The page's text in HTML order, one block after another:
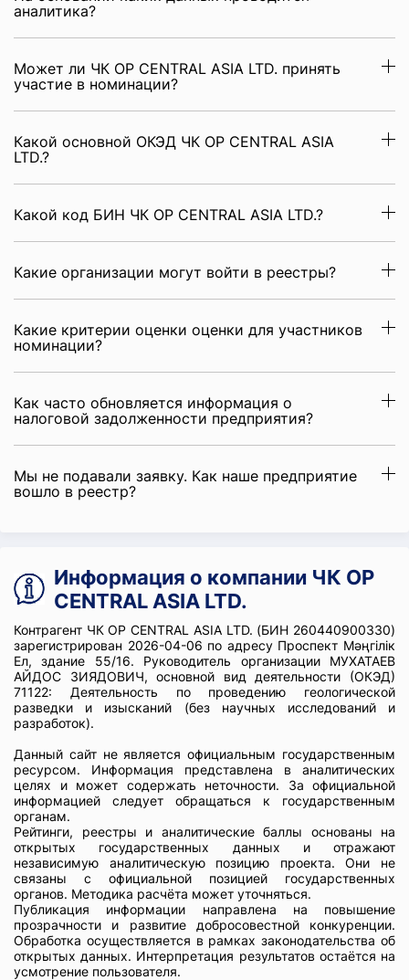
аналитика?
Может ли ЧК OP CENTRAL ASIA LTD. принять
участие в номинации?
Какой основной ОКЭД ЧК OP CENTRAL ASIA
LTD.?
Какой код БИН ЧК OP CENTRAL ASIA LTD.?
Какие организации могут войти в реестры?
Какие критерии оценки оценки для участников
номинации?
Как часто обновляется информация о
налоговой задолженности предприятия?
Мы не подавали заявку. Как наше предприятие
вошло в реестр?
Информация о компании ЧК OP
CENTRAL ASIA LTD.
Контрагент ЧК OP CENTRAL ASIA LTD. (БИН 260440900330)
зарегистрирован 2026-04-06 по адресу Проспект Мәңгілік
Ел, здание 55/16. Руководитель организации МУХАТАЕВ
АЙДОС ЗИЯДОВИЧ, основной вид деятельности (ОКЭД)
71122: Деятельность по проведению геологической
разведки и изысканий (без научных исследований и
разработок).
Данный сайт не является официальным государственным
ресурсом. Информация представлена в аналитических
целях и может содержать неточности. За официальной
информацией следует обращаться к государственным
органам.
Рейтинги, реестры и аналитические баллы основаны на
открытых государственных данных и отражают
независимую аналитическую позицию проекта. Они не
связаны с официальной позицией государственных
органов. Методика расчёта может уточняться.
Публикация информации направлена на повышение
прозрачности и развитие добросовестной конкуренции.
Обработка осуществляется в рамках законодательства об
открытых данных. Интерпретация результатов остаётся на
усмотрение пользователя.